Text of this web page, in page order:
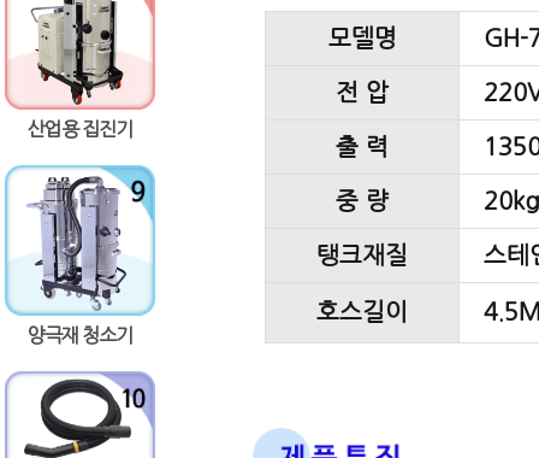
산업용 집진기
양극재 청소기
모델명 GH-
전 압
출 력
중 량 20kg
탱크재질 스테
호스길이